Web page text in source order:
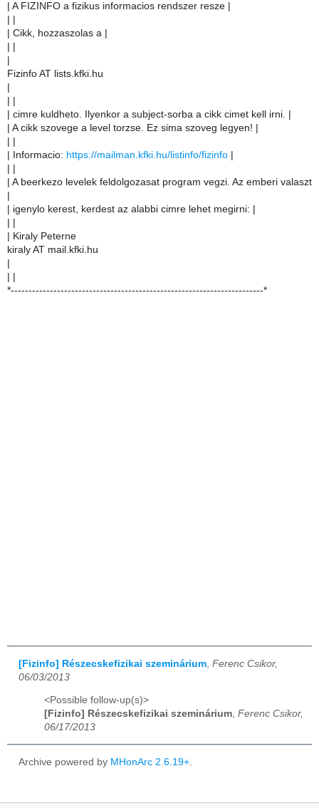
| A FIZINFO a fizikus informacios rendszer resze |
| Cikk, hozzaszolas a |
Fizinfo AT lists.kfki.hu
| cimre kuldheto. Ilyenkor a subject-sorba a cikk cimet kell irni. |
| A cikk szovege a level torzse. Ez sima szoveg legyen! |
| Informacio: https://mailman.kfki.hu/listinfo/fizinfo
| A beerkezo levelek feldolgozasat program vegzi. Az emberi valaszt
| igenylo kerest, kerdest az alabbi cimre lehet megirni: |
| Kiraly Peterne
kiraly AT mail.kfki.hu
*-----------------------------------------------------------------------*
[Fizinfo] Részecskefizikai szeminárium Ferenc Csikor,
06/03/2013
<Possible follow-up(s)>
[Fizinfo] Részecskefizikai szeminárium, Ferenc Csikor,
06/17/2013
Archive powered by MHonArc 2.6.19+.